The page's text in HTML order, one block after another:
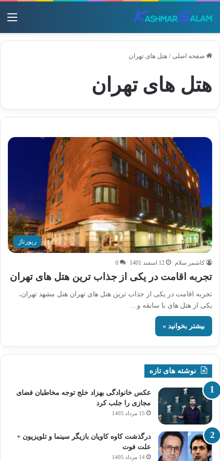
صفحه اصلی / هتل های تهران
هتل های تهران
رپورتاژ
کاشمر سلام 12 اسفند 1401 0
تجربه اقامت در یکی از جذاب ترین هتل های تهران
تجربه اقامت در یکی از جذاب ترین هتل های تهران هتل مشهد تهران،
یکی از هتل های با سابقه و…
بیشتر بخوانید »
نوشته های تازه
عکس خانوادگی بهزاد خلج توجه مخاطبان فضای
مجازی را جلب کرد
15 مرداد 1405
درگذشت کاوه کاویان بازیگر سینما و تلویزیون +
علت فوت
14 مرداد 1405